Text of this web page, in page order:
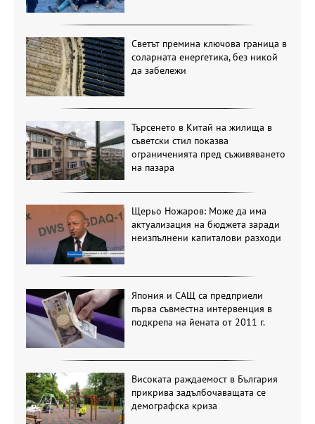
Светът премина ключова граница в
соларната енергетика, без никой
да забележи
Търсенето в Китай на жилища в
съветски стил показва
ограниченията пред съживяването
на пазара
Щерьо Ножаров: Може да има
актуализация на бюджета заради
неизпълнени капиталови разходи
Япония и САЩ са предприели
първа съвместна интервенция в
подкрепа на йената от 2011 г.
Високата раждаемост в България
прикрива задълбочаващата се
демографска криза